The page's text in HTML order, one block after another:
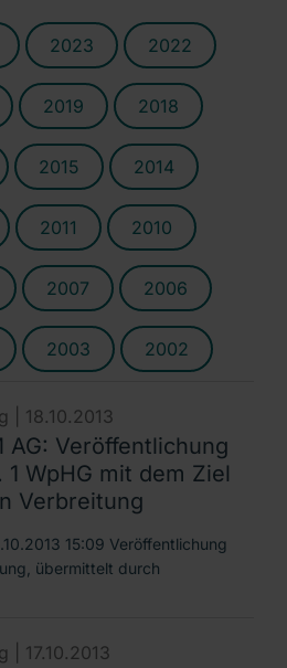
2023 2022
2019 2018
2015 2014
2011 2010
2007 2006
2003 2002
| 18.10.2013
AG: Veröffentlichung
WpHG mit dem Ziel
Verbreitung
15:09 Veröffentlichung
übermittelt durch
| 17.10.2013